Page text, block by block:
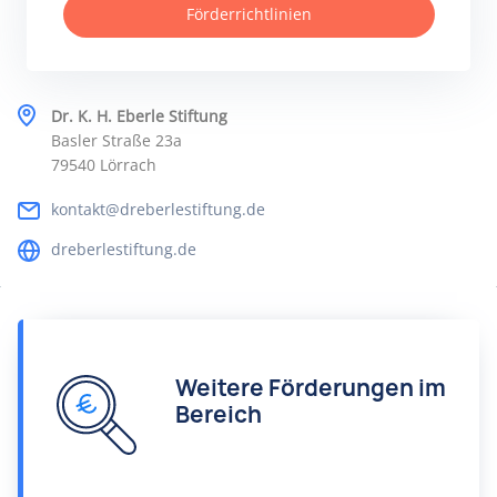
Dr. K. H. Eberle Stiftung
Basler Straße 23a
79540 Lörrach
kontakt@dreberlestiftung.de
dreberlestiftung.de
Förderrichtlinien
Weitere Förderungen im
Bereich